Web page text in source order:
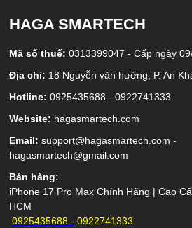
HAGA SMARTECH
Mã số thuế:0313399047 - Cấp ngày
Địa chỉ: 18 Nguyễn văn hưởng, P. An
Hotline:0925435688 - 0922741333
Website: hagasmartech.com
Email: support@hagasmartech.com -
hagasmartech@gmail.com
Bán hàng:
0925435688 - 0922741333